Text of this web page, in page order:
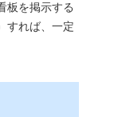
板を掲示する
すれば、一定